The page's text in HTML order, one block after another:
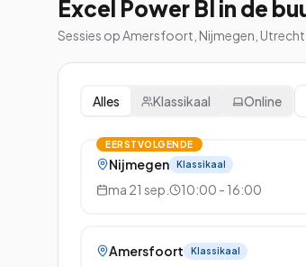
Excel Power BI in de
Sessies op Amersfoort, Nijmegen, Utrecht
Alles Klassikaal Online
EERSTVOLGENDE
Nijmegen Klassikaal
ma 21 sep. 10:00 - 16:00
Amersfoort Klassikaal